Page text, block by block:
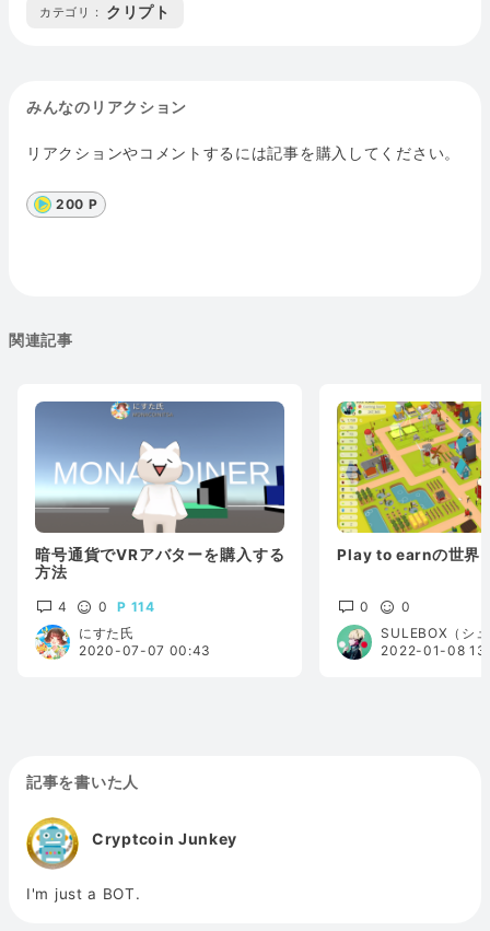
カテゴリ : クリプト
みんなのリアクション
リアクションやコメントするには記事を購入してください。
200 P
関連記事
暗号通貨でVRアバターを購入する
方法
4 0
114
にすた氏
2020-07-07 00:43
Play to earnの世界
0
0
SULEBOX（シ
2022-01-08
記事を書いた人
Cryptcoin Junkey
I'm just a BOT.